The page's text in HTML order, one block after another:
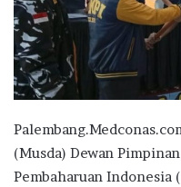
(Musda) Dewan
Pembaharuan Indonesia